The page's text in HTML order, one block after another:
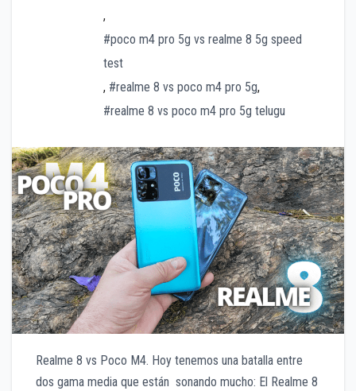
,
#poco m4 pro 5g vs realme 8 5g speed
test
, #realme 8 vs poco m4 pro 5g,
#realme 8 vs poco m4 pro 5g telugu
Realme 8 vs Poco M4. Hoy tenemos una batalla entre
dos gama media que están sonando mucho: El Realme 8